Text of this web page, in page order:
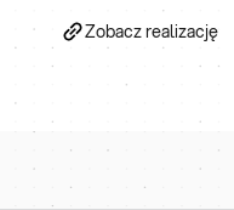
Zobacz realizację